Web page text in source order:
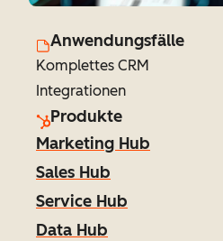
Anwendungsfälle
Komplettes CRM
Integrationen
Produkte
Marketing Hub
Sales Hub
Service Hub
Data Hub